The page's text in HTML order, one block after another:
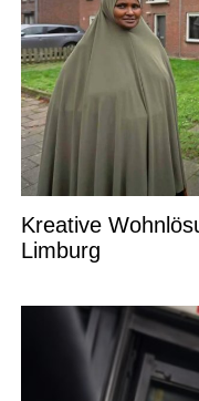
Kreative
Limburg